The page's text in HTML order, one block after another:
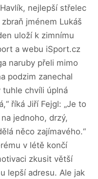
nejlepší střelec
jménem Lukáš
uloží k zimnímu
a webu iSport.cz
naruby přeli mimo
podzim zanechal
tuhle chvíli úplná
říká Jiří Fejgl: „Je to
jednoho, drzý,
něco zajímavého.“
v létě končí
zkusit větší
lepší adresu. Ale jak